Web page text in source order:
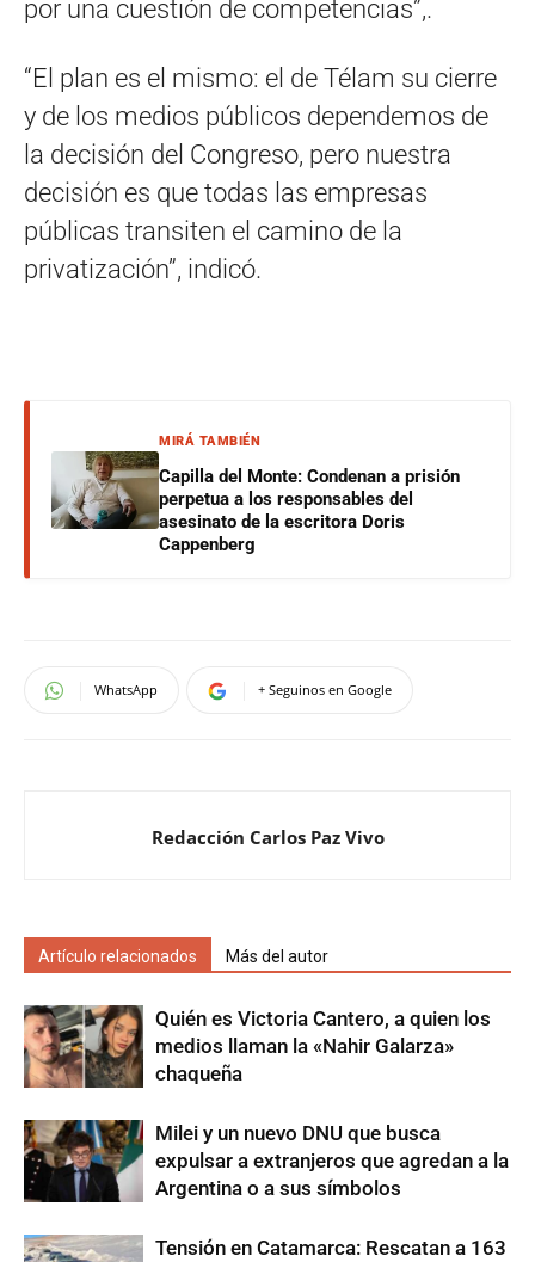
por una cuestión de competencias”,.
“El plan es el mismo: el de Télam su cierre
y de los medios públicos dependemos de
la decisión del Congreso, pero nuestra
decisión es que todas las empresas
públicas transiten el camino de la
privatización”, indicó.
MIRÁ TAMBIÉN
Capilla del Monte: Condenan a prisión
perpetua a los responsables del
asesinato de la escritora Doris
Cappenberg
WhatsApp + Seguinos en Google
Redacción Carlos Paz Vivo
Artículo relacionados Más del autor
Quién es Victoria Cantero, a quien los
medios llaman la «Nahir Galarza»
chaqueña
Milei y un nuevo DNU que busca
expulsar a extranjeros que agredan a la
Argentina o a sus símbolos
Tensión en Catamarca: Rescatan a 163